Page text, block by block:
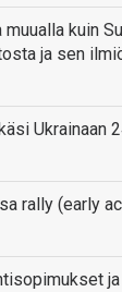
muualla kuin
ja sen
Ukrainaan
rally (early
ja